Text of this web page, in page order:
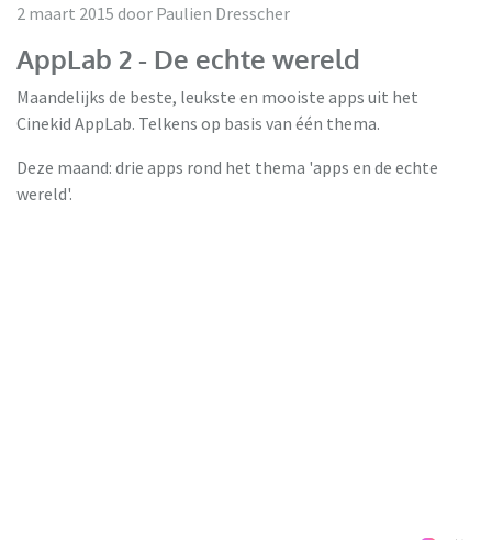
2 maart 2015 door Paulien Dresscher
AppLab 2 - De echte wereld
Maandelijks de beste, leukste en mooiste apps uit het
Cinekid AppLab. Telkens op basis van één thema.
Deze maand: drie apps rond het thema 'apps en de echte
wereld'.